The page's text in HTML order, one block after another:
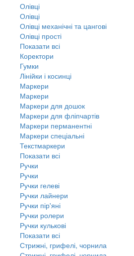
Олівці
Олівці
Олівці механічні та цангові
Олівці прості
Показати всі
Коректори
Гумки
Лінійки і косинці
Маркери
Маркери
Маркери для дошок
Маркери для фліпчартів
Маркери перманентні
Маркери спеціальні
Текстмаркери
Показати всі
Ручки
Ручки
Ручки гелеві
Ручки лайнери
Ручки пір'яні
Ручки ролери
Ручки кулькові
Показати всі
Стрижні, грифелі, чорнила